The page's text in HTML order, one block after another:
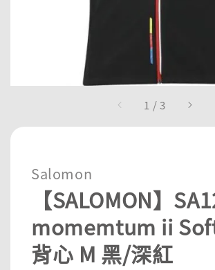
1 /3
Salomon
【SALOMON】
momemtum ii
背心 M 黑/深紅